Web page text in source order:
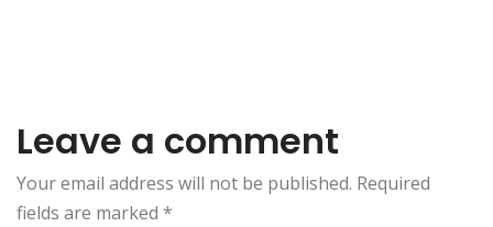
Leave a comment
Your email address will not be published. Required
fields are marked *